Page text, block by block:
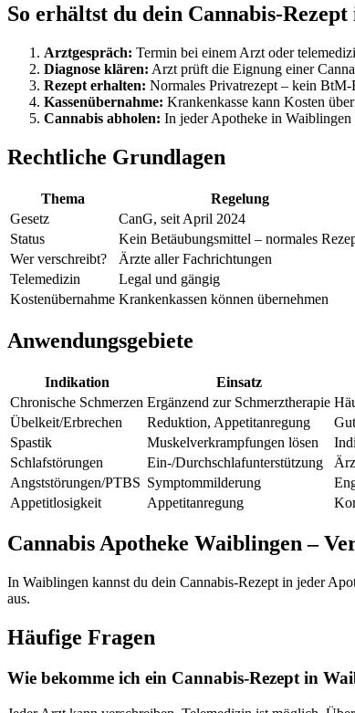
So erhältst du dein Cannabis-
Arztgespräch: Termin bei einem Arzt oder
Diagnose klären: Arzt prüft die Eignung einer
Rezept erhalten: Normales Privatrezept – kein BtM-
Kassenübernahme: Krankenkasse kann Kosten
Cannabis abholen: In jeder Apotheke in Waiblingen
Rechtliche Grundlagen
Thema
Regelung
Gesetz
CanG, seit April 2024
Status
Kein Betäubungsmittel – normales
Wer verschreibt?
Ärzte aller Fachrichtungen
Telemedizin
Legal und gängig
Kostenübernahme Krankenkassen können übernehmen
Anwendungsgebiete
Indikation Einsatz
Chronische Schmerzen Ergänzend zur Schmerztherapie
Übelkeit/Erbrechen
Reduktion, Appetitanregung
Spastik
Muskelverkrampfungen lösen
Schlafstörungen
Ein-/Durchschlafunterstützung
Angststörungen/PTBS Symptommilderung
Appetitlosigkeit
Appetitanregung
Cannabis Apotheke Waiblingen –
In Waiblingen kannst du dein Cannabis-Rezept in jeder
aus.
Häufige Fragen
Wie bekomme ich ein Cannabis-Rezept in